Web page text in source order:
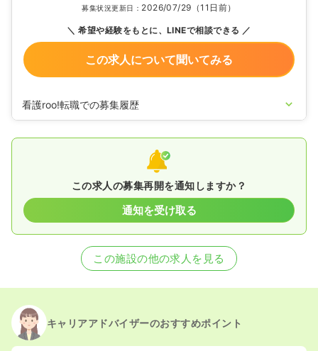
募集状況更新日： 2026/07/29（11日前）
希望や経験をもとに、LINEで相談できる
この求人について聞いてみる
看護roo!転職での募集履歴
2024/11/26正看護師の募集を休止
正看護師の募集を開始
正・准看護師の募集を休止
准看護師の募集を開始
2023/03/29正看護師の募集を開始
2022/03/17正看護師の募集を休止
2021/10/28
正看護師の募集を開始
2021/10/14
正看護師の募集を休止
この求人の募集再開を通知しますか？
通知を受け取る
この施設の他の求人を見る
キャリアアドバイザーのおすすめポイント